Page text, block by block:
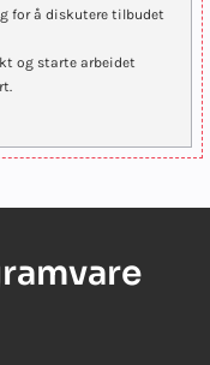
for å diskutere tilbudet
og starte arbeidet